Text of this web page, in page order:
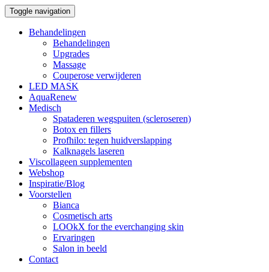
Toggle navigation
Behandelingen
Behandelingen
Upgrades
Massage
Couperose verwijderen
LED MASK
AquaRenew
Medisch
Spataderen wegspuiten (scleroseren)
Botox en fillers
Profhilo: tegen huidverslapping
Kalknagels laseren
Viscollageen supplementen
Webshop
Inspiratie/Blog
Voorstellen
Bianca
Cosmetisch arts
LOOkX for the everchanging skin
Ervaringen
Salon in beeld
Contact